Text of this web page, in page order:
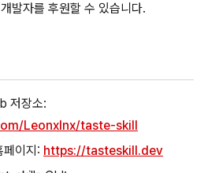
발자를 후원할 수 있습니다.
저장소:
Leonxlnx/taste-skill
이지: https://tasteskill.dev